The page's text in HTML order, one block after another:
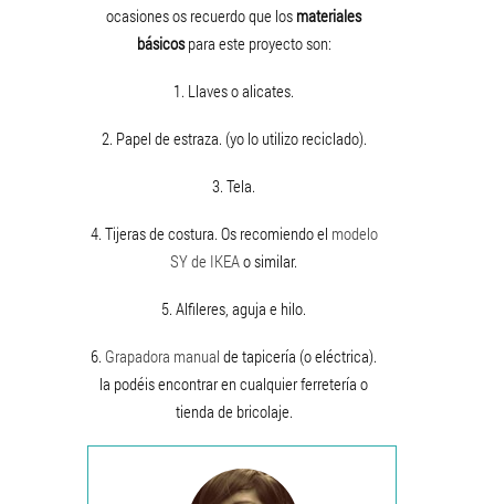
ocasiones os recuerdo que los materiales
básicospara este proyecto son:
1. Llaves o alicates.
2. Papel de estraza. (yo lo utilizo reciclado).
3. Tela.
4. Tijeras de costura. Os recomiendo el modelo
SY de IKEAo similar.
5. Alfileres, aguja e hilo.
6. Grapadora manual de tapicería (o eléctrica).
la podéis encontrar en cualquier ferretería o
tienda de bricolaje.